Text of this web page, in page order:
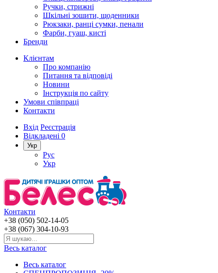
Ручки, стрижні
Шкільні зошити, щоденники
Рюкзаки, ранці сумки, пенали
Фарби, гуаш, кисті
Бренди
Клієнтам
Про компанію
Питання та відповіді
Новини
Інструкція по сайту
Умови співпраці
Контакти
Вхід Реєстрація
Відкладені 0
Укр
Рус
Укр
Контакти
+38 (050) 502-14-05
+38 (067) 304-10-93
Весь каталог
Весь каталог